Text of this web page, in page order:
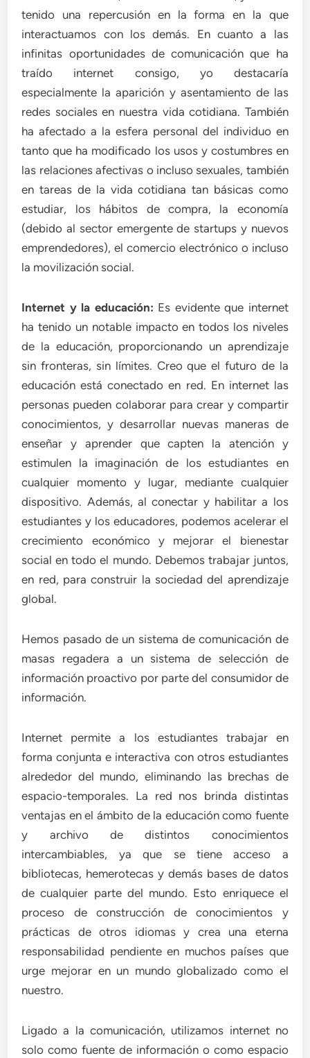
tenido una repercusión en la forma en la que
interactuamos con los demás. En cuanto a las
infinitas oportunidades de comunicación que ha
traído internet consigo, yo destacaría
especialmente la aparición y asentamiento de las
redes sociales en nuestra vida cotidiana. También
ha afectado a la esfera personal del individuo en
tanto que ha modificado los usos y costumbres en
las relaciones afectivas o incluso sexuales, también
en tareas de la vida cotidiana tan básicas como
estudiar, los hábitos de compra, la economía
(debido al sector emergente de startups y nuevos
emprendedores), el comercio electrónico o incluso
la movilización social.
Internet y la educación: Es evidente que internet
ha tenido un notable impacto en todos los niveles
de la educación, proporcionando un aprendizaje
sin fronteras, sin límites. Creo que el futuro de la
educación está conectado en red. En internet las
personas pueden colaborar para crear y compartir
conocimientos, y desarrollar nuevas maneras de
enseñar y aprender que capten la atención y
estimulen la imaginación de los estudiantes en
cualquier momento y lugar, mediante cualquier
dispositivo. Además, al conectar y habilitar a los
estudiantes y los educadores, podemos acelerar el
crecimiento económico y mejorar el bienestar
social en todo el mundo. Debemos trabajar juntos,
en red, para construir la sociedad del aprendizaje
global.
Hemos pasado de un sistema de comunicación de
masas regadera a un sistema de selección de
información proactivo por parte del consumidor de
información.
Internet permite a los estudiantes trabajar en
forma conjunta e interactiva con otros estudiantes
alrededor del mundo, eliminando las brechas de
espacio-temporales. La red nos brinda distintas
ventajas en el ámbito de la educación como fuente
y archivo de distintos conocimientos
intercambiables, ya que se tiene acceso a
bibliotecas, hemerotecas y demás bases de datos
de cualquier parte del mundo. Esto enriquece el
proceso de construcción de conocimientos y
prácticas de otros idiomas y crea una eterna
responsabilidad pendiente en muchos países que
urge mejorar en un mundo globalizado como el
nuestro.
Ligado a la comunicación, utilizamos internet no
solo como fuente de información o como espacio